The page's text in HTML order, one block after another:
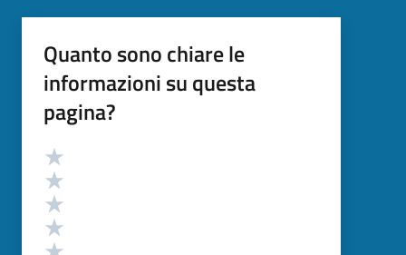
Quanto sono chiare le
informazioni su questa
pagina?
Valutazione